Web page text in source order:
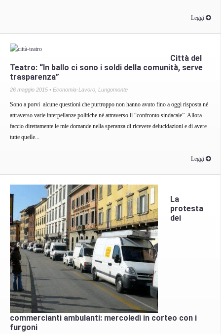
Leggi
Città del
Teatro: “In ballo ci sono i soldi della comunità, serve
trasparenza”
26 maggio 2015 • Economia-Lavoro Lungomonte
Sono a porvi alcune questioni che purtroppo non hanno avuto fino a oggi risposta né
attraverso varie interpellanze politiche né attraverso il “confronto sindacale”. Allora
faccio direttamente le mie domande nella speranza di ricevere delucidazioni e di avere
tutte quelle...
Leggi
La
protesta
dei
commercianti ambulanti: mercoledì in corteo con i
furgoni